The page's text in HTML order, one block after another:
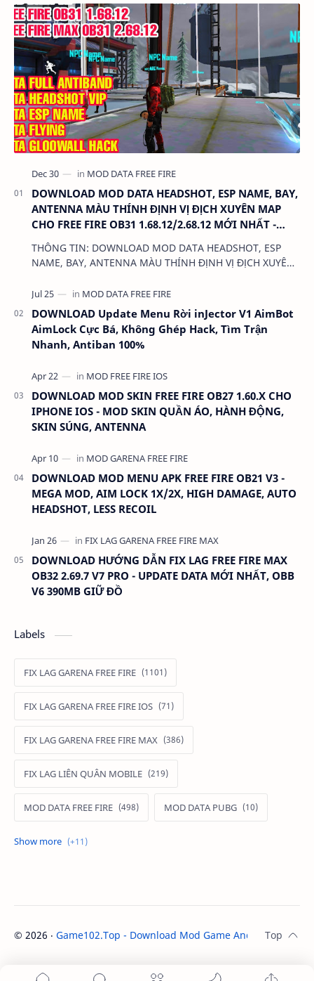
DOWNLOAD MOD DATA HEADSHOT, ESP NAME, BAY,
ANTENNA MÀU THÍNH ĐỊNH VỊ ĐỊCH XUYÊN MAP
CHO FREE FIRE OB31 1.68.12/2.68.12 MỚI NHẤT -
KHÔNG KHÓA NICK
THÔNG TIN: DOWNLOAD MOD DATA HEADSHOT, ESP
NAME, BAY, ANTENNA MÀU THÍNH ĐỊNH VỊ ĐỊCH XUYÊN
KHÔN…
DOWNLOAD Update Menu Rời inJector V1 AimBot
AimLock Cực Bá, Không Ghép Hack, Tìm Trận
Nhanh, Antiban 100%
DOWNLOAD MOD SKIN FREE FIRE OB27 1.60.X CHO
IPHONE IOS - MOD SKIN QUẦN ÁO, HÀNH ĐỘNG,
SKIN SÚNG, ANTENNA
DOWNLOAD MOD MENU APK FREE FIRE OB21 V3 -
MEGA MOD, AIM LOCK 1X/2X, HIGH DAMAGE, AUTO
HEADSHOT, LESS RECOIL
DOWNLOAD HƯỚNG DẪN FIX LAG FREE FIRE MAX
OB32 2.69.7 V7 PRO - UPDATE DATA MỚI NHẤT, OBB
V6 390MB GIỮ ĐỒ
Labels
FIX LAG GARENA FREE FIRE
FIX LAG GARENA FREE FIRE IOS
FIX LAG GARENA FREE FIRE MAX
FIX LAG LIÊN QUÂN MOBILE
MOD DATA FREE FIRE MOD DATA PUBG
MOD FREE FIRE
MOD LIÊN QUÂN MOBILE IOS
MOD MAP LIÊN QUÂN MOBILE
MOD MENU GAME IOS MOD SKIN FREE FIRE
© 2026 ‧ Game102.Top - Download Mod Game Android / IOS